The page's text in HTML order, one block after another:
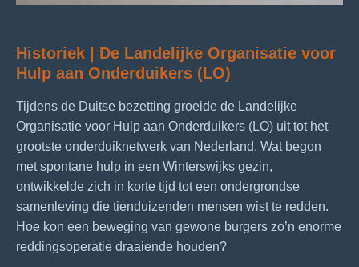
Historiek | De Landelijke Organisatie voor
Hulp aan Onderduikers (LO)
Tijdens de Duitse bezetting groeide de Landelijke
Organisatie voor Hulp aan Onderduikers (LO) uit tot het
grootste onderduiknetwerk van Nederland. Wat begon
met spontane hulp in een Winterswijks gezin,
ontwikkelde zich in korte tijd tot een ondergrondse
samenleving die tienduizenden mensen wist te redden.
Hoe kon een beweging van gewone burgers zo’n enorme
reddingsoperatie draaiende houden?